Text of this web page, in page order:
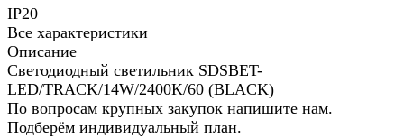
IP20
Все характеристики
Описание
Светодиодный светильник SDSBET-
LED/TRACK/14W/2400K/60 (BLACK)
По вопросам крупных закупок напишите нам.
Подберём индивидуальный план.